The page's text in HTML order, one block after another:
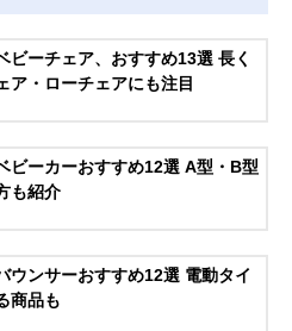
ビーチェア、おすすめ13選 長く
ア・ローチェアにも注目
ビーカーおすすめ12選 A型・B型
も紹介
ウンサーおすすめ12選 電動タイ
商品も